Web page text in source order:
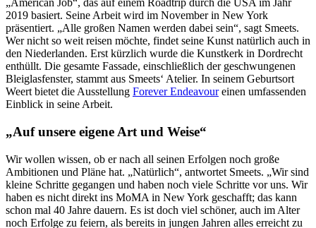
„American Job“, das auf einem Roadtrip durch die USA im Jahr
2019 basiert. Seine Arbeit wird im November in New York
präsentiert. „Alle großen Namen werden dabei sein“, sagt Smeets.
Wer nicht so weit reisen möchte, findet seine Kunst natürlich auch in
den Niederlanden. Erst kürzlich wurde die Kunstkerk in Dordrecht
enthüllt. Die gesamte Fassade, einschließlich der geschwungenen
Bleiglasfenster, stammt aus Smeets‘ Atelier. In seinem Geburtsort
Weert bietet die Ausstellung Forever Endeavoureinen umfassenden
Einblick in seine Arbeit.
„Auf unsere eigene Art und Weise“
Wir wollen wissen, ob er nach all seinen Erfolgen noch große
Ambitionen und Pläne hat. „Natürlich“, antwortet Smeets. „Wir sind
kleine Schritte gegangen und haben noch viele Schritte vor uns. Wir
haben es nicht direkt ins MoMA in New York geschafft; das kann
schon mal 40 Jahre dauern. Es ist doch viel schöner, auch im Alter
noch Erfolge zu feiern, als bereits in jungen Jahren alles erreicht zu